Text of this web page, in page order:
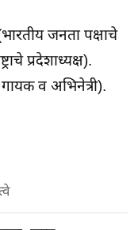
जनता पक्षाचे
प्रदेशाध्यक्ष).
व अभिनेत्री).